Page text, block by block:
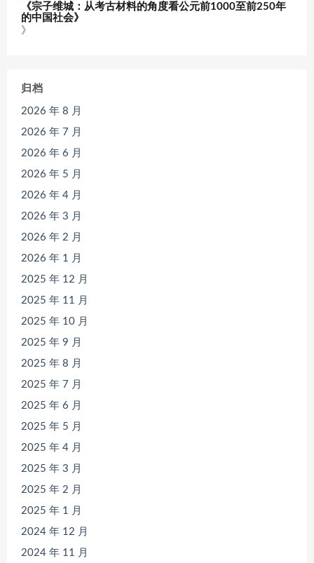
《宗子维城：从考古材料的角度看公元前1000至前250年
的中国社会》
》
归档
2026 年 8 月
2026 年 7 月
2026 年 6 月
2026 年 5 月
2026 年 4 月
2026 年 3 月
2026 年 2 月
2026 年 1 月
2025 年 12 月
2025 年 11 月
2025 年 10 月
2025 年 9 月
2025 年 8 月
2025 年 7 月
2025 年 6 月
2025 年 5 月
2025 年 4 月
2025 年 3 月
2025 年 2 月
2025 年 1 月
2024 年 12 月
2024 年 11 月